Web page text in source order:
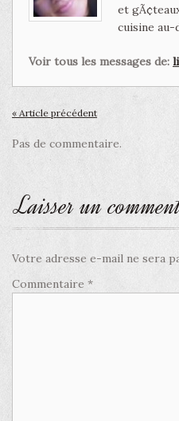
et
cuisine
Voir tous les messages de:
« Article précédent
Pas de commentaire.
Laisser un
Votre adresse e-mail ne sera
Commentaire *